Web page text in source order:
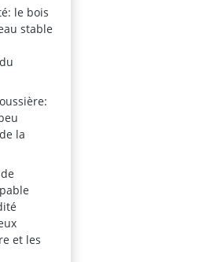
le bois
stable
la
et les